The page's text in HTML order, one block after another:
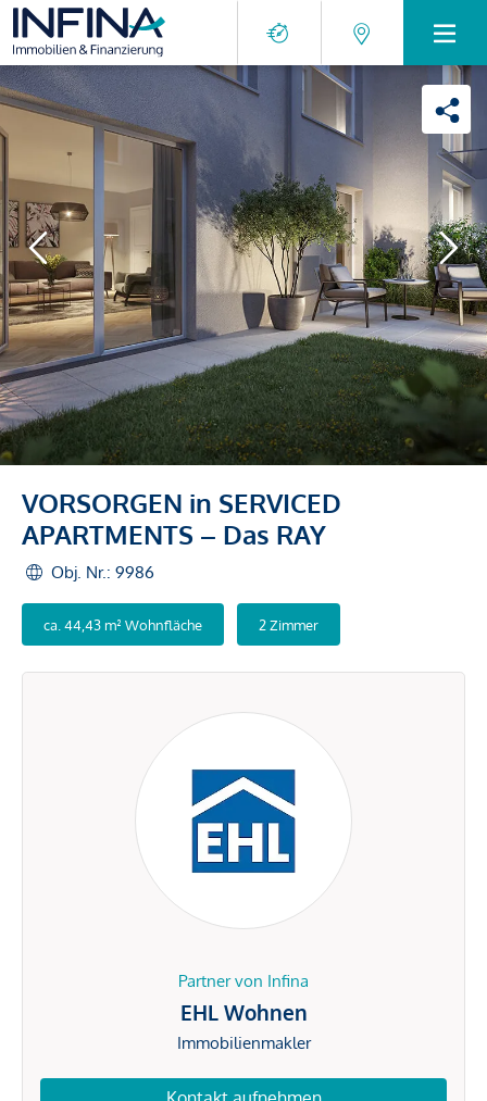
VORSORGEN in SERVICED
APARTMENTS – Das RAY
Obj. Nr.: 9986
ca. 44,43 m² Wohnfläche 2 Zimmer
Partner von Infina
EHL Wohnen
Immobilienmakler